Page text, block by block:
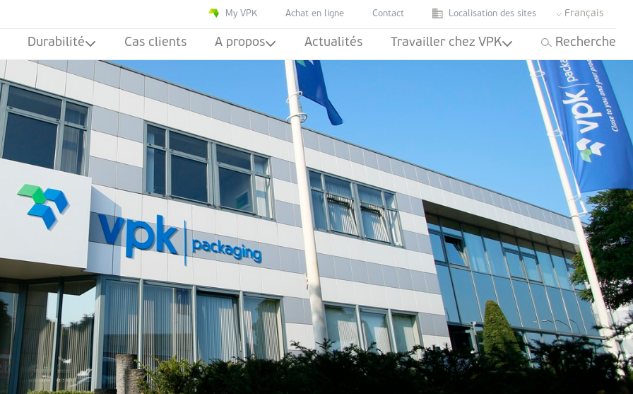
My VPK Achat en ligne Contact Localisation des sites Français
Durabilité Cas clients A propos Actualités Travailler chez VPK Recherche